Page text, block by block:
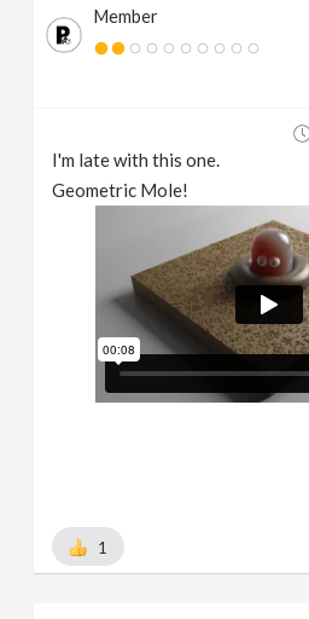
Member
I'm late with this one.
Geometric Mole!
1